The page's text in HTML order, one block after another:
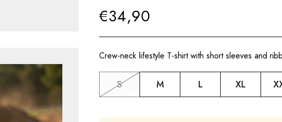
€34,90
Crew-neck lifestyle T-shirt with short sleeves and
S M L XL